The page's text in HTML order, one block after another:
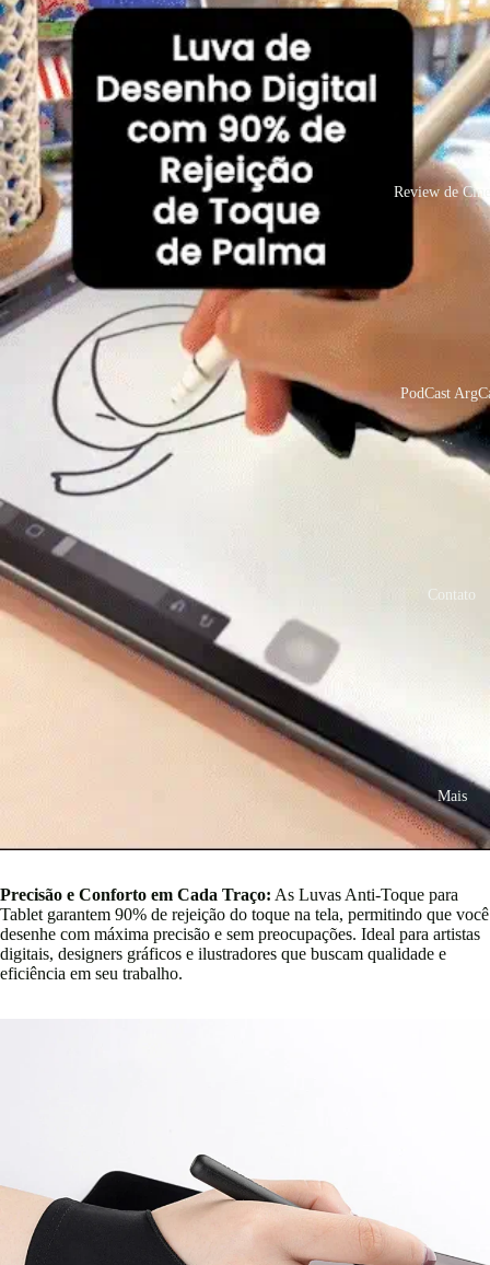
Review de
PodCast
Contato
Mais
Precisão e Conforto em Cada Traço: As Luvas Anti-Toque para
Tablet garantem 90% de rejeição do toque na tela, permitindo que você
desenhe com máxima precisão e sem preocupações. Ideal para artistas
digitais, designers gráficos e ilustradores que buscam qualidade e
eficiência em seu trabalho.